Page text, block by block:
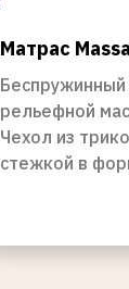
Матрас
рельефной
Чехол из
стежкой в